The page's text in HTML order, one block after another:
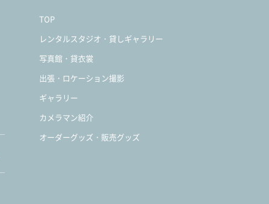
TOP
レンタルスタジオ・貸しギャラリー
写真館・貸衣裳
出張・ロケーション撮影
ギャラリー
カメラマン紹介
オーダーグッズ・販売グッズ